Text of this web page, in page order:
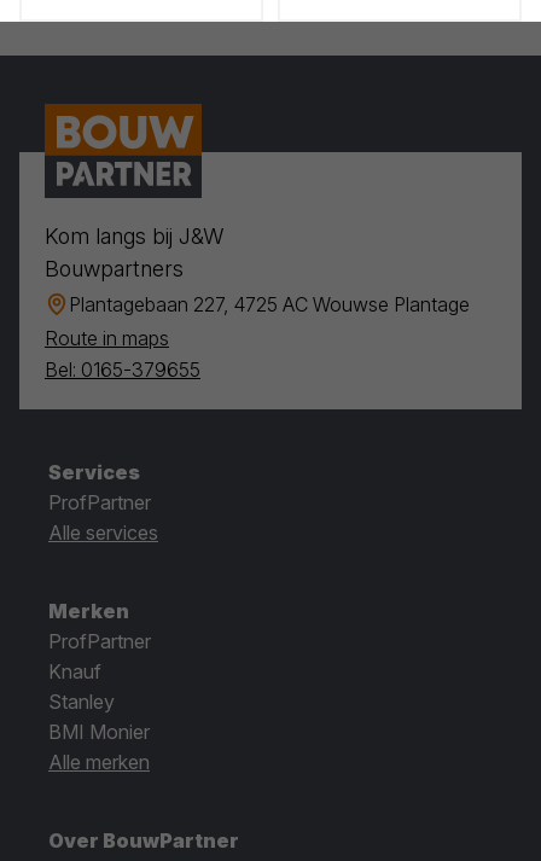
Kom langs bij J&W
Bouwpartners
Plantagebaan 227, 4725 AC Wouwse Plantage
Route in maps
Bel: 0165-379655
Services
ProfPartner
Alle services
Merken
ProfPartner
Knauf
Stanley
BMI Monier
Alle merken
Over BouwPartner